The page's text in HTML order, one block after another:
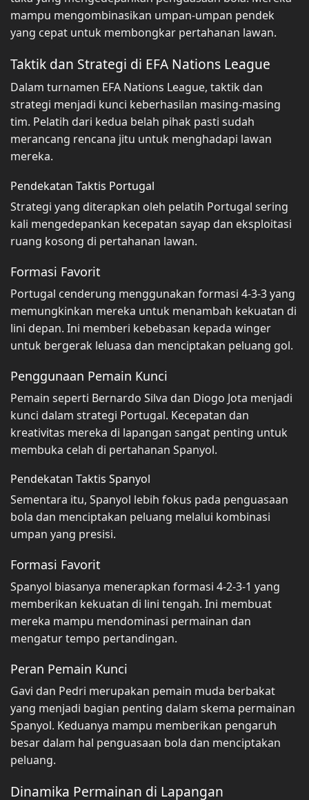
mampu mengombinasikan umpan-umpan pendek
yang cepat untuk membongkar pertahanan lawan.
Taktik dan Strategi di EFA Nations League
Dalam turnamen EFA Nations League, taktik dan
strategi menjadi kunci keberhasilan masing-masing
tim. Pelatih dari kedua belah pihak pasti sudah
merancang rencana jitu untuk menghadapi lawan
mereka.
Pendekatan Taktis Portugal
Strategi yang diterapkan oleh pelatih Portugal sering
kali mengedepankan kecepatan sayap dan eksploitasi
ruang kosong di pertahanan lawan.
Formasi Favorit
Portugal cenderung menggunakan formasi 4-3-3 yang
memungkinkan mereka untuk menambah kekuatan di
lini depan. Ini memberi kebebasan kepada winger
untuk bergerak leluasa dan menciptakan peluang gol.
Penggunaan Pemain Kunci
Pemain seperti Bernardo Silva dan Diogo Jota menjadi
kunci dalam strategi Portugal. Kecepatan dan
kreativitas mereka di lapangan sangat penting untuk
membuka celah di pertahanan Spanyol.
Pendekatan Taktis Spanyol
Sementara itu, Spanyol lebih fokus pada penguasaan
bola dan menciptakan peluang melalui kombinasi
umpan yang presisi.
Formasi Favorit
Spanyol biasanya menerapkan formasi 4-2-3-1 yang
memberikan kekuatan di lini tengah. Ini membuat
mereka mampu mendominasi permainan dan
mengatur tempo pertandingan.
Peran Pemain Kunci
Gavi dan Pedri merupakan pemain muda berbakat
yang menjadi bagian penting dalam skema permainan
Spanyol. Keduanya mampu memberikan pengaruh
besar dalam hal penguasaan bola dan menciptakan
peluang.
Dinamika Permainan di Lapangan